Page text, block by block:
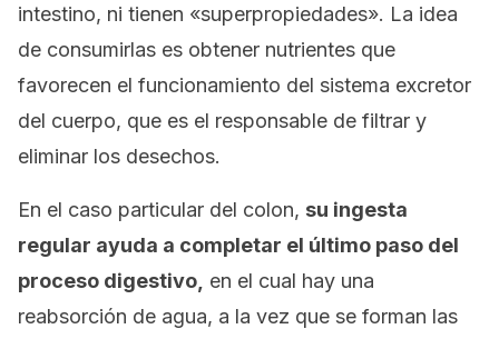
intestino, ni tienen «superpropiedades». La idea
de consumirlas es obtener nutrientes que
favorecen el funcionamiento del sistema excretor
del cuerpo, que es el responsable de filtrar y
eliminar los desechos.
En el caso particular del colon, su ingesta
regular ayuda a completar el último paso del
proceso digestivo, en el cual hay una
reabsorción de agua, a la vez que se forman las